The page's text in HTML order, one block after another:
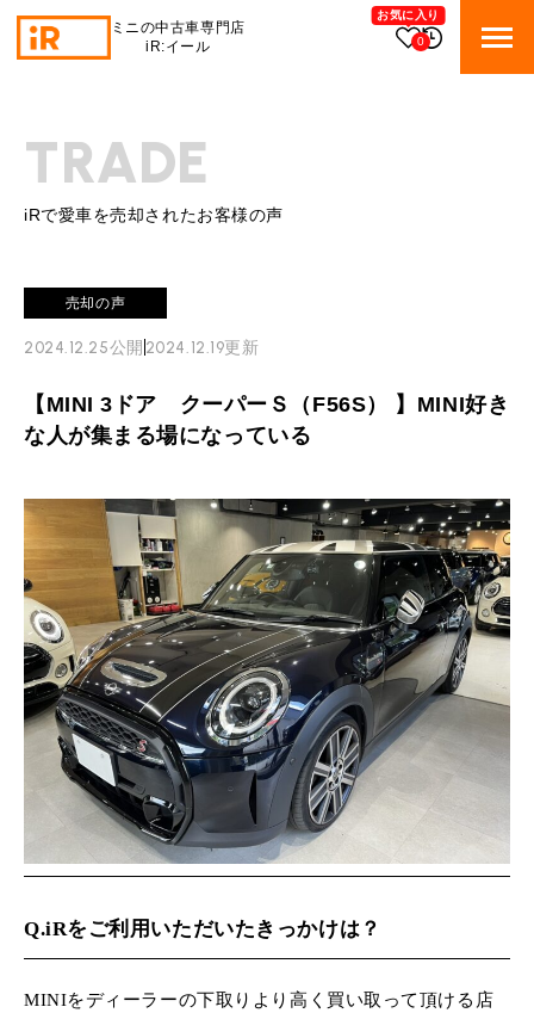
ミニの中古車専門店
iR:イール
お気に入り
0
TOP
iRの買取が他社よりも高い理由
売却手順
買取Q&A
iRで愛車を売却されたお客様の声
BMWミニ買取査定依頼
ローバーミニ買取査定依頼
MAINTENANCE メンテナンス
TOP
ローバーミニ メンテナンス
最近の修理実績
BLOG & MEDIA ブログ＆メディア
MINI Blog スタッフブログ
User's Voice 購入者様の声
Part's Report パーツ販売のご案内
Movie 動画一覧
TOP
BMWミニナレッジ
ローバーミニナレッジ
ABOUT iR iRについて
会社概要
スタッフ紹介
MAP
リクルート
RECRUIT 採用情報
お知らせ プライバシーポリシー
お問い合わせ サイトマップ
工場
サービス工場
TEL
買取
購入相談
TRADE
iRで愛車を売却されたお客様の声
売却の声
2024.12.25公開 2024.12.19更新
【MINI 3ドア クーパーＳ（F56S） 】MINI好き
な人が集まる場になっている
Q.iRをご利用いただいたきっかけは？
MINIをディーラーの下取りより高く買い取って頂ける店